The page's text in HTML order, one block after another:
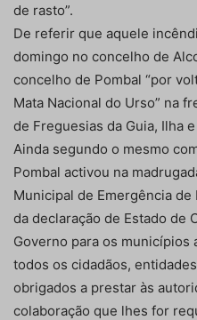
de rasto”.
De referir que aquele
domingo no concelho de
concelho de Pombal “por
Mata Nacional do Urso” na
de Freguesias da Guia, Ilha
Ainda segundo o mesmo
Pombal activou na
Municipal de Emergência
da declaração de Estado de
Governo para os municípios
todos os cidadãos,
obrigados a prestar às
colaboração que lhes for